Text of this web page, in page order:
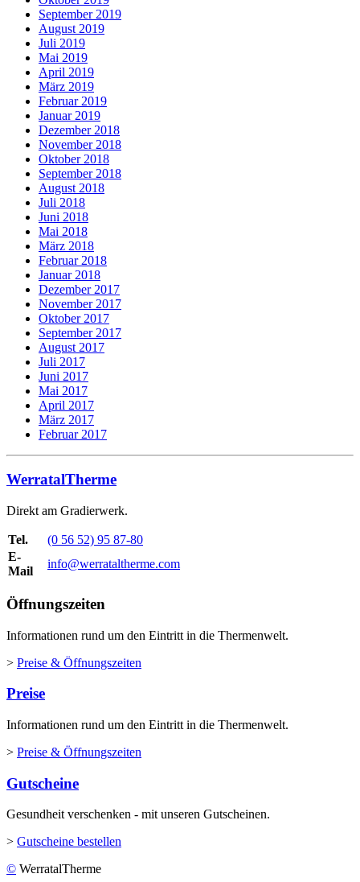
September 2019
August 2019
Juli 2019
Mai 2019
April 2019
März 2019
Februar 2019
Januar 2019
Dezember 2018
November 2018
Oktober 2018
September 2018
August 2018
Juli 2018
Juni 2018
Mai 2018
März 2018
Februar 2018
Januar 2018
Dezember 2017
November 2017
Oktober 2017
September 2017
August 2017
Juli 2017
Juni 2017
Mai 2017
April 2017
März 2017
Februar 2017
WerratalTherme
Direkt am Gradierwerk.
Tel.
(0 56 52) 95 87-80
E-
Mail
info@werrataltherme.com
Öffnungszeiten
Informationen rund um den Eintritt in die Thermenwelt.
> Preise & Öffnungszeiten
Preise
Informationen rund um den Eintritt in die Thermenwelt.
> Preise & Öffnungszeiten
Gutscheine
Gesundheit verschenken - mit unseren Gutscheinen.
> Gutscheine bestellen
© WerratalTherme